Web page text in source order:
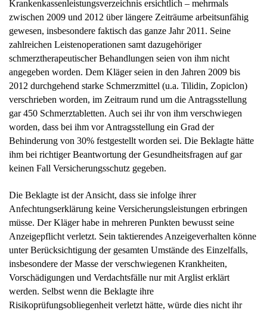
Krankenkassenleistungsverzeichnis ersichtlich – mehrmals
zwischen 2009 und 2012 über längere Zeiträume arbeitsunfähig
gewesen, insbesondere faktisch das ganze Jahr 2011. Seine
zahlreichen Leistenoperationen samt dazugehöriger
schmerztherapeutischer Behandlungen seien von ihm nicht
angegeben worden. Dem Kläger seien in den Jahren 2009 bis
2012 durchgehend starke Schmerzmittel (u.a. Tilidin, Zopiclon)
verschrieben worden, im Zeitraum rund um die Antragsstellung
gar 450 Schmerztabletten. Auch sei ihr von ihm verschwiegen
worden, dass bei ihm vor Antragsstellung ein Grad der
Behinderung von 30% festgestellt worden sei. Die Beklagte hätte
ihm bei richtiger Beantwortung der Gesundheitsfragen auf gar
keinen Fall Versicherungsschutz gegeben.
Die Beklagte ist der Ansicht, dass sie infolge ihrer
Anfechtungserklärung keine Versicherungsleistungen erbringen
müsse. Der Kläger habe in mehreren Punkten bewusst seine
Anzeigepflicht verletzt. Sein taktierendes Anzeigeverhalten könne
unter Berücksichtigung der gesamten Umstände des Einzelfalls,
insbesondere der Masse der verschwiegenen Krankheiten,
Vorschädigungen und Verdachtsfälle nur mit Arglist erklärt
werden. Selbst wenn die Beklagte ihre
Risikoprüfungsobliegenheit verletzt hätte, würde dies nicht ihr